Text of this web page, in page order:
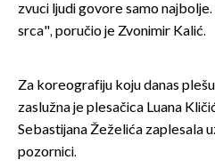
zvuci ljudi govore samo
srca", poručio je Zvonimir Kalić.
Za koreografiju koju danas
zaslužna je plesačica Luana
Sebastijana Žeželića zaplesala
pozornici.